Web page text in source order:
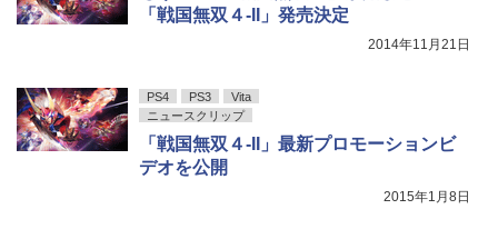
「戦国無双４-II」発売決定
2014年11月21日
PS4 PS3
Vita
ニュースクリップ
「戦国無双４-II」最新プロモーションビ
デオを公開
2015年1月8日